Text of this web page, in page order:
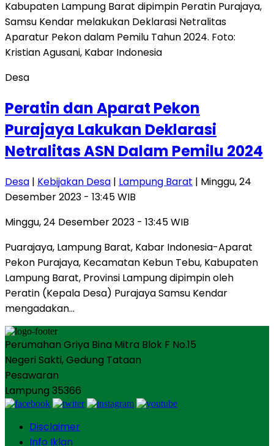
Desa
Peratin dan Aparat Pekon
Purajaya Lakukan Deklarasi
Netralitas ASN Dalam Pemilu 2024
Desa | Kebijakan Desa | Lampung Barat | Minggu, 24
Desember 2023 - 13:45 WIB
Minggu, 24 Desember 2023 - 13:45 WIB
Puarajaya, Lampung Barat, Kabar Indonesia-Aparat
Pekon Purajaya, Kecamatan Kebun Tebu, Kabupaten
Lampung Barat, Provinsi Lampung dipimpin oleh
Peratin (Kepala Desa) Purajaya Samsu Kendar
mengadakan…
Perumahan Griya Bina Mitra Blok F No.15
Negeri Sakti, Gedung Tataan
Pesawaran
Lampung 35366
Disclaimer
Info Iklan